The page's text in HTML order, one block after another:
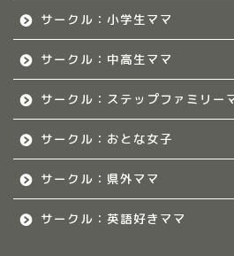
サークル：小学生ママ
サークル：中高生ママ
サークル：ステップファミリー
サークル：おとな女子
サークル：県外ママ
サークル：英語好きママ
熊本の